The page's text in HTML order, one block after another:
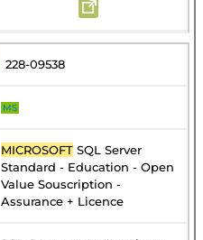
228-09538
MS
MICROSOFT SQL Server
Standard - Education - Open
Value Souscription -
Assurance + Licence